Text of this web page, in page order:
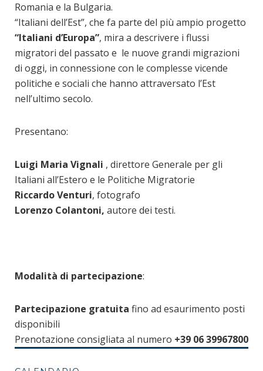
Romania e la Bulgaria.
“Italiani dell’Est”, che fa parte del più ampio progetto
“Italiani d’Europa”, mira a descrivere i flussi
migratori del passato e le nuove grandi migrazioni
di oggi, in connessione con le complesse vicende
politiche e sociali che hanno attraversato l’Est
nell’ultimo secolo.
Presentano:
Luigi Maria Vignali , direttore Generale per gli
Italiani all’Estero e le Politiche Migratorie
Riccardo Venturi, fotografo
Lorenzo Colantoni, autore dei testi.
Modalità di partecipazione:
Partecipazione gratuita fino ad esaurimento posti
disponibili
Prenotazione consigliata al numero +39 06 39967800